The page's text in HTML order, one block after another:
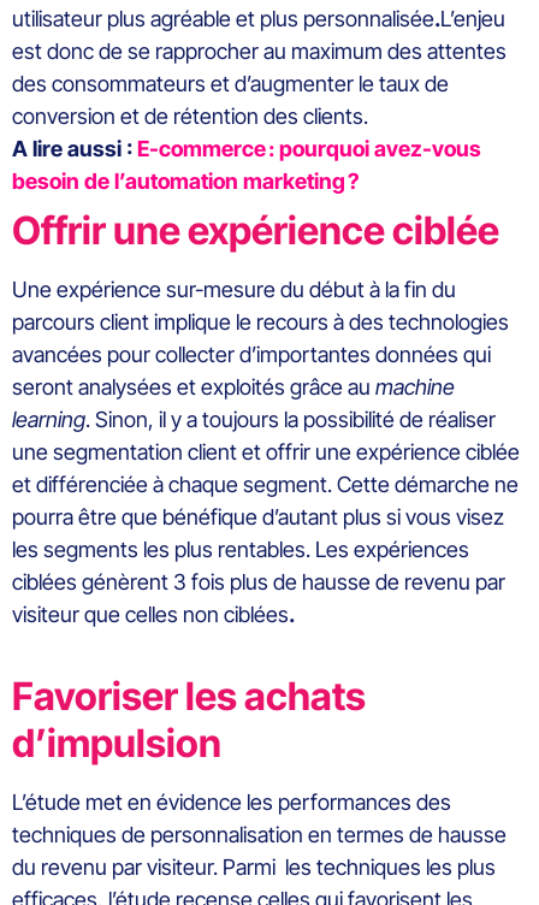
utilisateur plus agréable et plus personnalisée.L’enjeu
est donc de se rapprocher au maximum des attentes
des consommateurs et d’augmenter le taux de
conversion et de rétention des clients.
A lire aussi :E-commerce : pourquoi avez-vous
besoin de l’automation marketing ?
Offrir une expérience ciblée
Une expérience sur-mesure du début à la fin du
parcours client implique le recours à des technologies
avancées pour collecter d’importantes données qui
seront analysées et exploités grâce au machine
learning. Sinon, il y a toujours la possibilité de réaliser
une segmentation client et offrir une expérience ciblée
et différenciée à chaque segment. Cette démarche ne
pourra être que bénéfique d’autant plus si vous visez
les segments les plus rentables. Les expériences
ciblées génèrent 3 fois plus de hausse de revenu par
visiteur que celles non ciblées.
Favoriser les achats
d’impulsion
L’étude met en évidence les performances des
techniques de personnalisation en termes de hausse
du revenu par visiteur. Parmi les techniques les plus
efficaces, l’étude recense celles qui favorisent les